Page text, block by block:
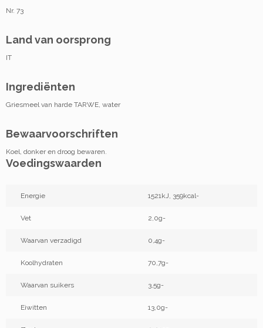
Nr. 73
Land van oorsprong
IT
Ingrediënten
Griesmeel van harde TARWE, water
Bewaarvoorschriften
Koel, donker en droog bewaren.
Voedingswaarden
Energie 1521kJ, 359kcal-
Vet 2,0g-
Waarvan verzadigd 0,4g-
Koolhydraten 70,7g-
Waarvan suikers 3,5g-
Eiwitten 13,0g-